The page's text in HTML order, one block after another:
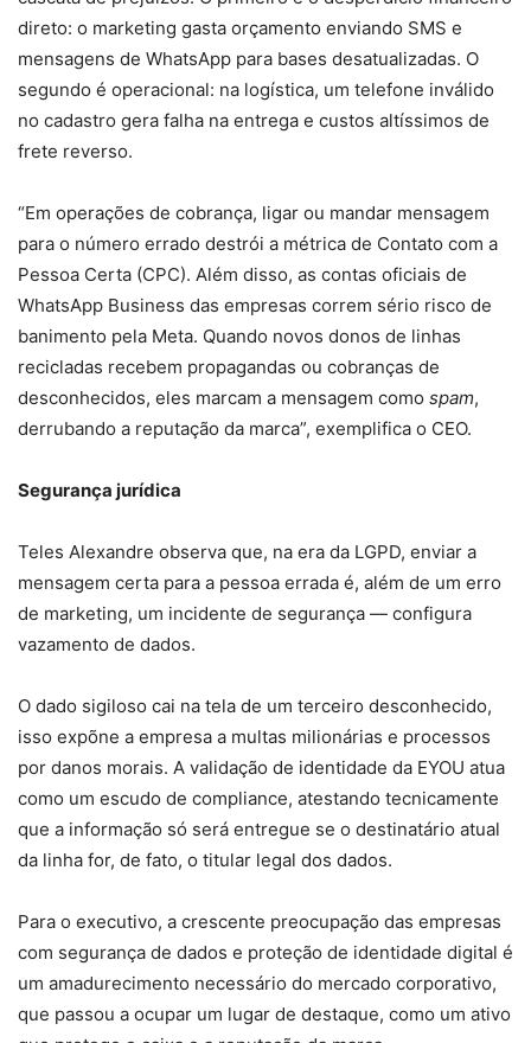
direto: o marketing gasta orçamento enviando SMS e
mensagens de WhatsApp para bases desatualizadas. O
segundo é operacional: na logística, um telefone inválido
no cadastro gera falha na entrega e custos altíssimos de
frete reverso.
“Em operações de cobrança, ligar ou mandar mensagem
para o número errado destrói a métrica de Contato com a
Pessoa Certa (CPC). Além disso, as contas oficiais de
WhatsApp Business das empresas correm sério risco de
banimento pela Meta. Quando novos donos de linhas
recicladas recebem propagandas ou cobranças de
desconhecidos, eles marcam a mensagem como spam,
derrubando a reputação da marca”, exemplifica o CEO.
Segurança jurídica
Teles Alexandre observa que, na era da LGPD, enviar a
mensagem certa para a pessoa errada é, além de um erro
de marketing, um incidente de segurança — configura
vazamento de dados.
O dado sigiloso cai na tela de um terceiro desconhecido,
isso expõne a empresa a multas milionárias e processos
por danos morais. A validação de identidade da EYOU atua
como um escudo de compliance, atestando tecnicamente
que a informação só será entregue se o destinatário atual
da linha for, de fato, o titular legal dos dados.
Para o executivo, a crescente preocupação das empresas
com segurança de dados e proteção de identidade digital é
um amadurecimento necessário do mercado corporativo,
que passou a ocupar um lugar de destaque, como um ativo